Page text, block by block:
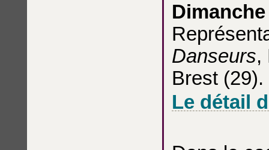
Danseurs,
Brest (29).
Le détail